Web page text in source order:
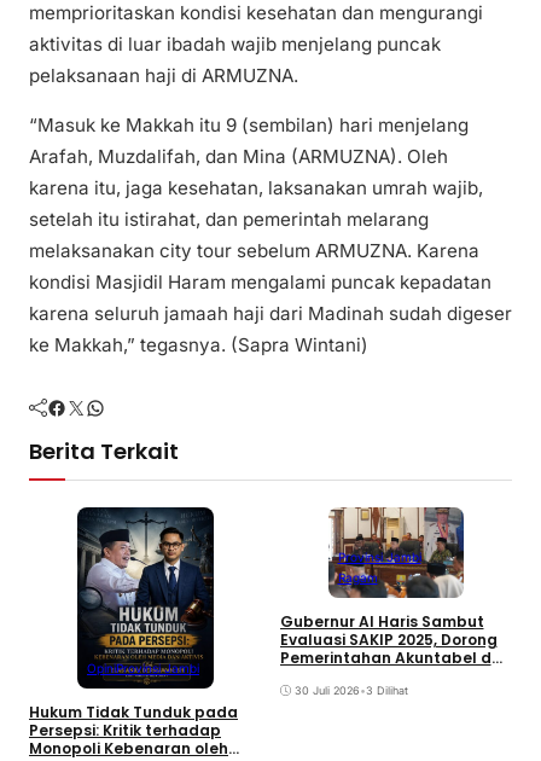
memprioritaskan kondisi kesehatan dan mengurangi
aktivitas di luar ibadah wajib menjelang puncak
pelaksanaan haji di ARMUZNA.
“Masuk ke Makkah itu 9 (sembilan) hari menjelang
Arafah, Muzdalifah, dan Mina (ARMUZNA). Oleh
karena itu, jaga kesehatan, laksanakan umrah wajib,
setelah itu istirahat, dan pemerintah melarang
melaksanakan city tour sebelum ARMUZNA. Karena
kondisi Masjidil Haram mengalami puncak kepadatan
karena seluruh jamaah haji dari Madinah sudah digeser
ke Makkah,” tegasnya. (Sapra Wintani)
Facebook Twitter WhatsApp
Berita Terkait
OpiniProvinsi Jambi
Hukum Tidak Tunduk pada
Persepsi: Kritik terhadap
Monopoli Kebenaran oleh
Provinsi Jambi
Ragam
Gubernur Al Haris Sambut
Evaluasi SAKIP 2025, Dorong
Pemerintahan Akuntabel dan
30 Juli 2026•3 Dilihat